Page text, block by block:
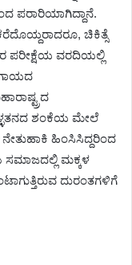
ಪರಾರಿಯಾಗಿದ್ದಾನೆ.
ಚಿಕಿತ್ಸೆ
ಪರೀಕ್ಷೆಯ ವರದಿಯಲ್ಲಿ
ಶಂಕೆಯ ಮೇಲೆ
ನೇತುಹಾಕಿ ಹಿಂಸಿಸಿದ್ದರಿಂದ
ಸಮಾಜದಲ್ಲಿ ಮಕ್ಕಳ
ದುರಂತಗಳಿಗೆ